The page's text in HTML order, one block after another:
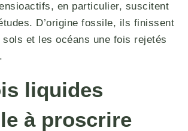
en particulier, suscitent
D’origine fossile, ils finissent
et les océans une fois rejetés
liquides
à proscrire